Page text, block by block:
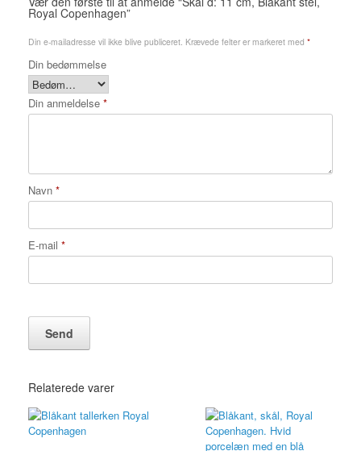
Royal Copenhagen”
Din e-mailadresse vil ikke blive publiceret. Krævede felter er markeret med *
Din bedømmelse
Din anmeldelse *
Navn *
E-mail *
Relaterede varer